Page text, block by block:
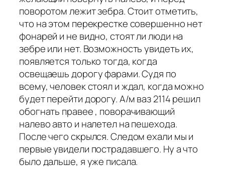
поворотом лежит зебра. Стоит отметить,
что на этом перекрестке совершенно нет
фонарей и не видно, стоят ли люди на
зебре или нет. Возможность увидеть их,
появляется только тогда, когда
освещаешь дорогу фарами. Судя по
всему, человек стоял и ждал, когда можно
будет перейти дорогу. А/м ваз 2114 решил
обогнать правее , поворачивающий
налево авто и налетел на пешехода.
После чего скрылся. Следом ехали мы и
первые увидели пострадавшего. Ну а что
было дальше, я уже писала.